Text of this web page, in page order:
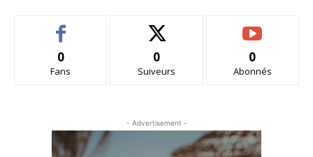
0
Fans
0
Suiveurs
0
Abonnés
- Advertisement -